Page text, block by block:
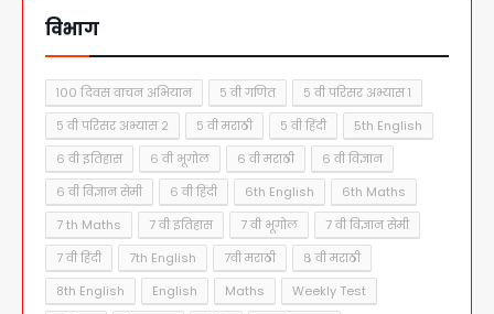
विभाग
१०० दिवस वाचन अभियान ५ वी गणित
५ वी परिसर अभ्यास १
५ वी परिसर अभ्यास २
५ वी मराठी ५ वी हिंदी
5th English
६ वी इतिहास
६ वी भूगोल ६ वी मराठी
६ वी विज्ञान
६ वी विज्ञान सेमी
६ वी हिंदी 6th English
6th Maths
7 th Maths
7 वी इतिहास 7 वी भूगोल
7 वी विज्ञान सेमी
7 वी हिंदी
7th English 7वी मराठी
८ वी मराठी
8th English
English Maths
Weekly Test